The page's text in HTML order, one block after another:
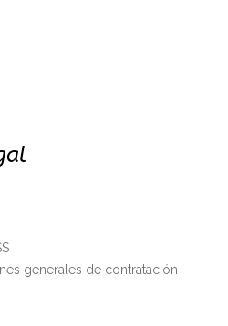
generales de contratación